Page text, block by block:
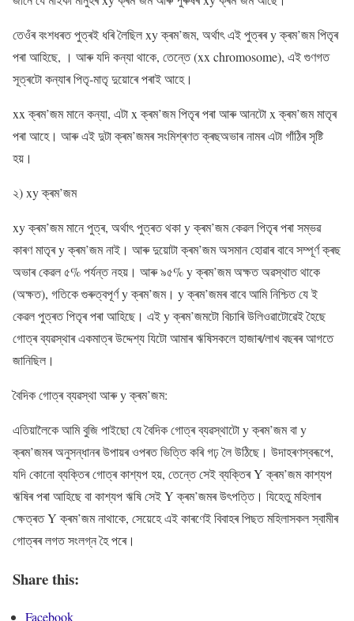
তেওঁৰ বংশধৰত পুত্ৰই ধৰি লৈছিল xy ক্ৰম’জম, অৰ্থাৎ এই পুত্ৰৰ y ক্ৰম’জম পিতৃৰ
পৰা আহিছে, । আৰু যদি কন্যা থাকে, তেন্তে (xx chromosome), এই গুণগত
সূত্ৰটো কন্যাৰ পিতৃ-মাতৃ দুয়োৰে পৰাই আহে।
xx ক্ৰম’জম মানে কন্যা, এটা x ক্ৰম’জম পিতৃৰ পৰা আৰু আনটো x ক্ৰম’জম মাতৃৰ
পৰা আহে। আৰু এই দুটা ক্ৰম’জমৰ সংমিশ্ৰণত ক্ৰছঅভাৰ নামৰ এটা গাঁঠিৰ সৃষ্টি
হয়।
২) xy ক্ৰম’জম
xy ক্ৰম’জম মানে পুত্ৰ, অৰ্থাৎ পুত্ৰত থকা y ক্ৰম’জম কেৱল পিতৃৰ পৰা সম্ভৱ
কাৰণ মাতৃৰ y ক্ৰম’জম নাই। আৰু দুয়োটা ক্ৰম’জম অসমান হোৱাৰ বাবে সম্পূৰ্ণ ক্ৰছ
অভাৰ কেৱল ৫% পৰ্যন্ত নহয়। আৰু ৯৫% y ক্ৰম’জম অক্ষত অৱস্থাত থাকে
(অক্ষত), গতিকে গুৰুত্বপূৰ্ণ y ক্ৰম’জম। y ক্ৰম’জমৰ বাবে আমি নিশ্চিত যে ই
কেৱল পুত্ৰত পিতৃৰ পৰা আহিছে। এই y ক্ৰম’জমটো বিচাৰি উলিওৱাটোৱেই হৈছে
গোত্ৰ ব্যৱস্থাৰ একমাত্ৰ উদ্দেশ্য যিটো আমাৰ ঋষিসকলে হাজাৰ/লাখ বছৰৰ আগতে
জানিছিল।
বৈদিক গোত্ৰ ব্যৱস্থা আৰু y ক্ৰম’জম:
এতিয়ালৈকে আমি বুজি পাইছো যে বৈদিক গোত্ৰ ব্যৱস্থাটো y ক্ৰম’জম বা y
ক্ৰম’জমৰ অনুসন্ধানৰ উপায়ৰ ওপৰত ভিত্তি কৰি গঢ় লৈ উঠিছে। উদাহৰণস্বৰূপে,
যদি কোনো ব্যক্তিৰ গোত্ৰ কাশ্যপ হয়, তেন্তে সেই ব্যক্তিৰ Y ক্ৰম’জম কাশ্যপ
ঋষিৰ পৰা আহিছে বা কাশ্যপ ঋষি সেই Y ক্ৰম’জমৰ উৎপত্তি। যিহেতু মহিলাৰ
ক্ষেত্ৰত Y ক্ৰম’জম নাথাকে, সেয়েহে এই কাৰণেই বিবাহৰ পিছত মহিলাসকল স্বামীৰ
গোত্ৰৰ লগত সংলগ্ন হৈ পৰে।
Share this:
Facebook